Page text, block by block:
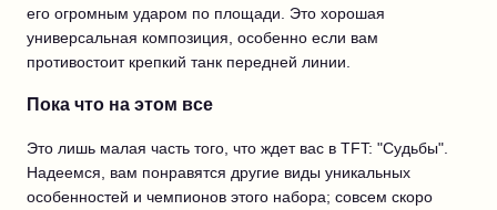
его огромным ударом по площади. Это хорошая
универсальная композиция, особенно если вам
противостоит крепкий танк передней линии.
Пока что на этом все
Это лишь малая часть того, что ждет вас в TFT: "Судьбы".
Надеемся, вам понравятся другие виды уникальных
особенностей и чемпионов этого набора; совсем скоро